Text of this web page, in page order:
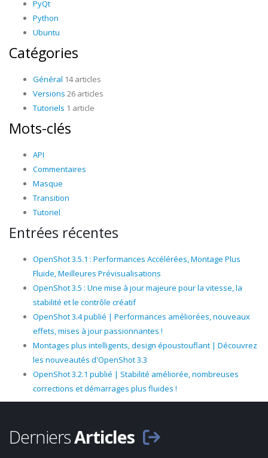
PyQt
Python
Ubuntu
Catégories
Général 14 articles
Versions 26 articles
Tutoriels 1 article
Mots-clés
API
Commentaires
Masque
Transition
Tutoriel
Entrées récentes
OpenShot 3.5.1 : Performances Accélérées, Montage Plus
Fluide, Meilleures Prévisualisations
OpenShot 3.5 : Une mise à jour majeure pour la vitesse, la
stabilité et le contrôle créatif
OpenShot 3.4 publié | Performances améliorées, nouveaux
effets, mises à jour passionnantes !
Montages plus intelligents, design époustouflant | Découvrez
les nouveautés d'OpenShot 3.3
OpenShot 3.2.1 publié | Stabilité améliorée, nombreuses
corrections et démarrages plus fluides !
DerniersArticles